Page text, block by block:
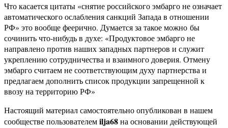
Что касается цитаты «снятие российского эмбарго не означает
автоматического ослабления санкций Запада в отношении
РФ» это вообще феерично. Думается за такое можно бы
сочинить что-нибудь в духе: «Продуктовое эмбарго не
направлено против наших западных партнеров и служит
укреплению сотрудничества и взаимного доверия. Отмену
эмбарго считаем не соответствующим духу партнерства и
предлагаем дополнить список продукции запрещенной к
ввозу на территорию РФ»
Настоящий материал самостоятельно опубликован в нашем
сообществе пользователемilja68на основании действующей